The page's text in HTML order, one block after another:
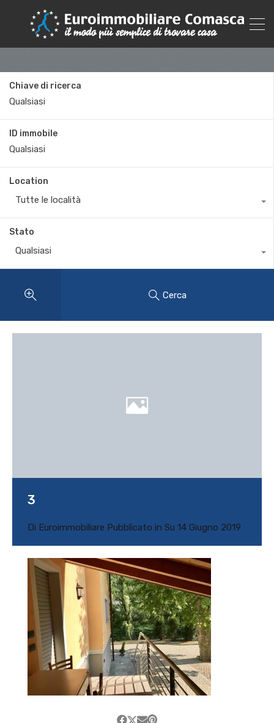
Chiave di ricerca
ID immobile
Location
Tutte le località
Stato
Qualsiasi
Cerca
3
Di Euroimmobiliare Pubblicato in Su 14 Giugno 2019